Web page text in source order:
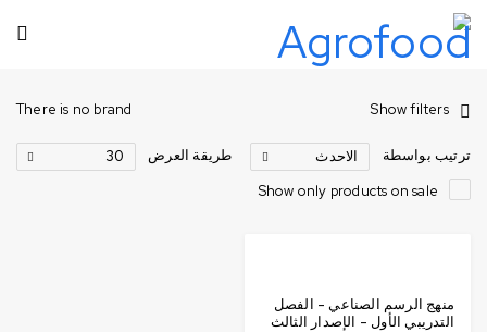
Show filters
There is no brand
ترتيب بواسطة
الاحدث
Show only products on sale
طريقة العرض 30
منهج الرسم الصناعي - الفصل
التدريبي الأول - الإصدار الثالث